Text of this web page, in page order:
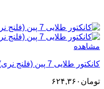
مشاهده
کانکتور طلایی 7 پین (فلنج نری)
تومان ۶۲۴,۳۶۰